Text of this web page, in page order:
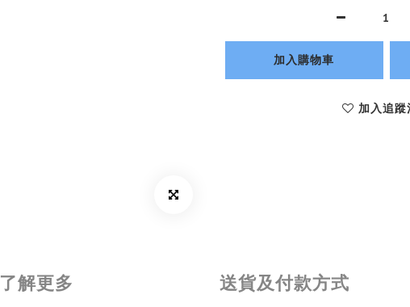
加入購物車
加入追蹤
了解更多 送貨及付款方式